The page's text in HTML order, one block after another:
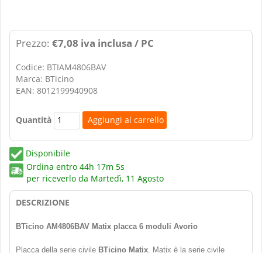
Prezzo: €7,08 iva inclusa / PC
Codice: BTIAM4806BAV
Marca: BTicino
EAN: 8012199940908
Quantità
Disponibile
Ordina entro 44h 17m 5s
per riceverlo da Martedì, 11 Agosto
DESCRIZIONE
BTicino AM4806BAV Matix placca 6 moduli Avorio
Placca della serie civile BTicino Matix. Matix è la serie civile